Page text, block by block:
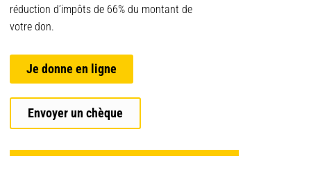
réduction d’impôts de 66% du montant de
votre don.
Je donne en ligne
Envoyer un chèque